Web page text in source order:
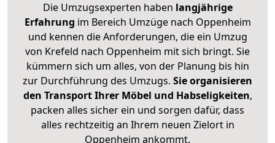
Die Umzugsexperten haben langjährige
Erfahrung im Bereich Umzüge nach Oppenheim
und kennen die Anforderungen, die ein Umzug
von Krefeld nach Oppenheim mit sich bringt. Sie
kümmern sich um alles, von der Planung bis hin
zur Durchführung des Umzugs. Sie organisieren
den Transport Ihrer Möbel und Habseligkeiten,
packen alles sicher ein und sorgen dafür, dass
alles rechtzeitig an Ihrem neuen Zielort in
Oppenheim ankommt.